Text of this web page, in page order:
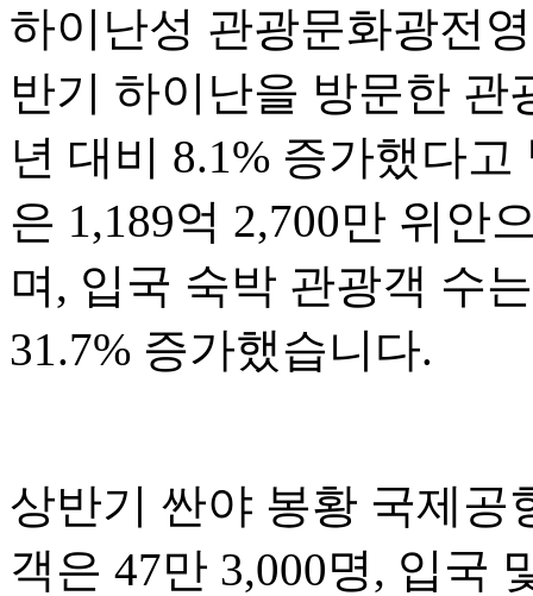
하이난성 관광문화광전
반기 하이난을 방문한 관
년 대비 8.1% 증가했다
은 1,189억 2,700만 위안
며, 입국 숙박 관광객 수
31.7% 증가했습니다.
상반기 싼야 봉황 국제공
객은 47만 3,000명, 입국